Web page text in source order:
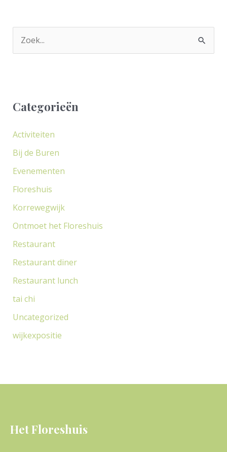
n
a
r
:
Categorieën
Activiteiten
Bij de Buren
Evenementen
Floreshuis
Korrewegwijk
Ontmoet het Floreshuis
Restaurant
Restaurant diner
Restaurant lunch
tai chi
Uncategorized
wijkexpositie
Het Floreshuis